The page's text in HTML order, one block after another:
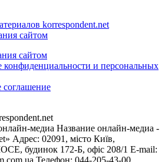
korrespondent.net
сайтом
сайтом
конфиденциальности и персональных
соглашение
медиа Название онлайн-медиа -
Адрес: 02091, місто Київ,
будинок 172-Б, офіс 208/1 E-mail:
Телефон: 044-205-43-00